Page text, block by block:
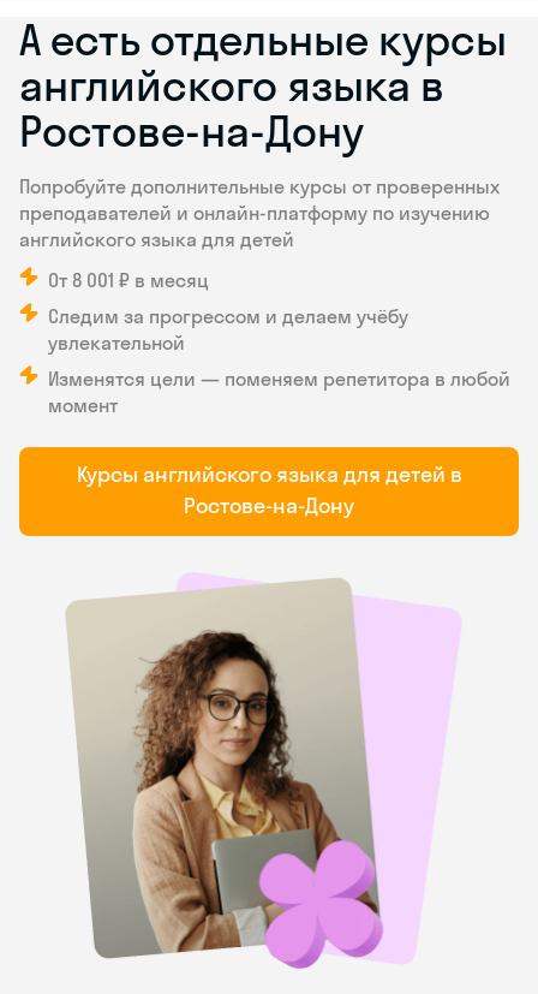
А есть отдельные курсы
английского языка в
Ростове-на-Дону
Попробуйте дополнительные курсы от проверенных
преподавателей и онлайн-платформу по изучению
английского языка для детей
От 8 001 ₽ в месяц
Следим за прогрессом и делаем учёбу
увлекательной
Изменятся цели — поменяем репетитора в любой
момент
Курсы английского языка для детей в
Ростове-на-Дону